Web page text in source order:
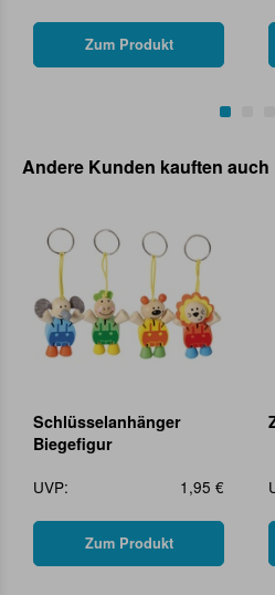
Zum Produkt
Andere Kunden kauften auch
Schlüsselanhänger
Biegefigur
UVP:
1,95 €
Zum Produkt